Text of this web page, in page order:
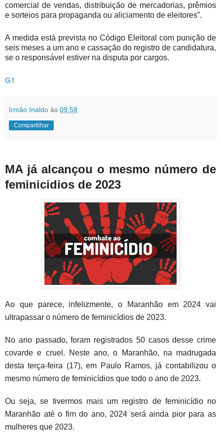
comercial de vendas, distribuição de mercadorias, prêmios
e sorteios para propaganda ou aliciamento de eleitores”.
A medida está prevista no Código Eleitoral com punição de
seis meses a um ano e cassação do registro de candidatura,
se o responsável estiver na disputa por cargos.
G1
Irmão Inaldo às 09:58
Compartilhar
MA já alcançou o mesmo número de
feminicidios de 2023
Ao que parece, infelizmente, o Maranhão em 2024 vai
ultrapassar o número de feminicídios de 2023.
No ano passado, foram registrados 50 casos desse crime
covarde e cruel. Neste ano, o Maranhão, na madrugada
desta terça-feira (17), em Paulo Ramos, já contabilizou o
mesmo número de feminicídios que todo o ano de 2023.
Ou seja, se tivermos mais um registro de feminicídio no
Maranhão até o fim do ano, 2024 será ainda pior para as
mulheres que 2023.